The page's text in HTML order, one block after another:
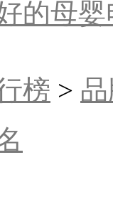
的母
榜 >